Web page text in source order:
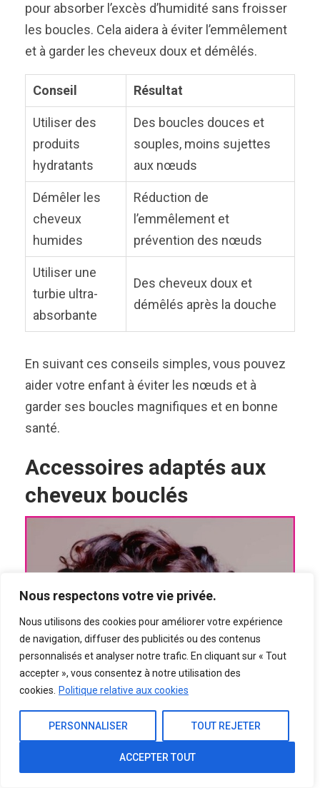
Nous respectons votre vie privée.
Nous utilisons des cookies pour améliorer votre expérience
de navigation, diffuser des publicités ou des contenus
personnalisés et analyser notre trafic. En cliquant sur « Tout
accepter », vous consentez à notre utilisation des
cookies.
Politique relative aux cookies
PERSONNALISER TOUT REJETER
ACCEPTER TOUT
pour absorber l’excès d’humidité sans froisser
les boucles. Cela aidera à éviter l’emmêlement
et à garder les cheveux doux et démêlés.
Conseil Résultat
Utiliser des
produits
hydratants
Des boucles douces et
souples, moins sujettes
aux nœuds
Démêler les
cheveux
humides
Réduction de
l’emmêlement et
prévention des nœuds
Utiliser une
turbie ultra-
absorbante
Des cheveux doux et
démêlés après la douche
En suivant ces conseils simples, vous pouvez
aider votre enfant à éviter les nœuds et à
garder ses boucles magnifiques et en bonne
santé.
Accessoires adaptés aux
cheveux bouclés